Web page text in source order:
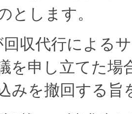
とします。
回収代行による
を申し立てた場
みを撤回する旨